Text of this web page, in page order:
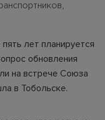
лет планируется
обновления
на встрече Союза
в Тобольске.